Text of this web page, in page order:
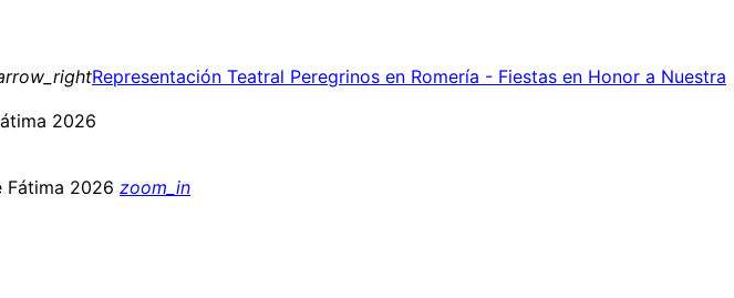
Representación Teatral Peregrinos en Romería - Fiestas en Honor a Nuestra
2026
zoom_in